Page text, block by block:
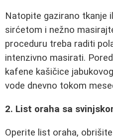
Natopite gazirano tkanje
sirćetom i nežno
proceduru treba raditi
intenzivno masirati.
kafene kašičice
vode dnevno tokom
2. List oraha sa
Operite list oraha,